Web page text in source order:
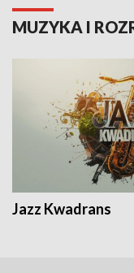
MUZYKA I
Jazz Kwadrans